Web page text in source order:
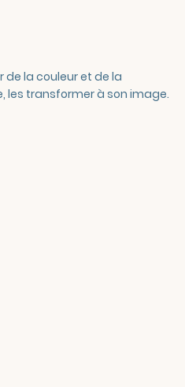
de la couleur et de la
les transformer à son image.